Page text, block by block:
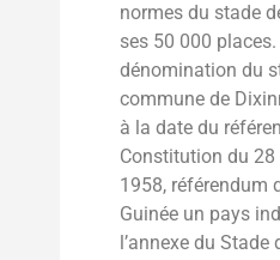
normes du stade
ses 50 000 places.
dénomination du
commune de
à la date du
Constitution du 28
1958, référendum
Guinée un pays
l’annexe du